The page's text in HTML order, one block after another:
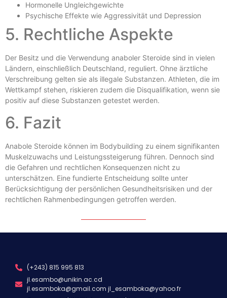
Hormonelle Ungleichgewichte
Psychische Effekte wie Aggressivität und Depression
5. Rechtliche Aspekte
Der Besitz und die Verwendung anaboler Steroide sind in vielen
Ländern, einschließlich Deutschland, reguliert. Ohne ärztliche
Verschreibung gelten sie als illegale Substanzen. Athleten, die im
Wettkampf stehen, riskieren zudem die Disqualifikation, wenn sie
positiv auf diese Substanzen getestet werden.
6. Fazit
Anabole Steroide können im Bodybuilding zu einem signifikanten
Muskelzuwachs und Leistungssteigerung führen. Dennoch sind
die Gefahren und rechtlichen Konsequenzen nicht zu
unterschätzen. Eine fundierte Entscheidung sollte unter
Berücksichtigung der persönlichen Gesundheitsrisiken und der
rechtlichen Rahmenbedingungen getroffen werden.
(+243) 815 995 813
jl.esambo@unikin.ac.cd
jl.esamboka@gmail.com jl_esamboka@yahoo.fr